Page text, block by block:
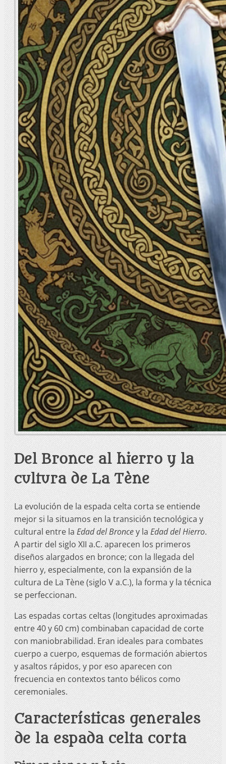
Del Bronce al hierro y la
cultura de La Tène
La evolución de la espada celta corta se entiende
mejor si la situamos en la transición tecnológica y
cultural entre laEdad del Broncey laEdad del Hierro.
A partir del siglo XII a.C. aparecen los primeros
diseños alargados en bronce; con la llegada del
hierro y, especialmente, con la expansión de la
cultura de La Tène (siglo V a.C.), la forma y la técnica
se perfeccionan.
Las espadas cortas celtas (longitudes aproximadas
entre 40 y 60 cm) combinaban capacidad de corte
con maniobrabilidad. Eran ideales para combates
cuerpo a cuerpo, esquemas de formación abiertos
y asaltos rápidos, y por eso aparecen con
frecuencia en contextos tanto bélicos como
ceremoniales.
Características generales
de la espada celta corta